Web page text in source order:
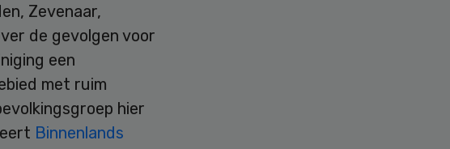
Zevenaar,
de gevolgen voor
een
met ruim
hier
Binnenlands